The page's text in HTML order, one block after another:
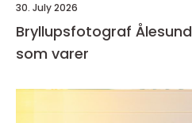
30. July 2026
Bryllupsfotograf Ålesund slik sikrer du minner
som varer